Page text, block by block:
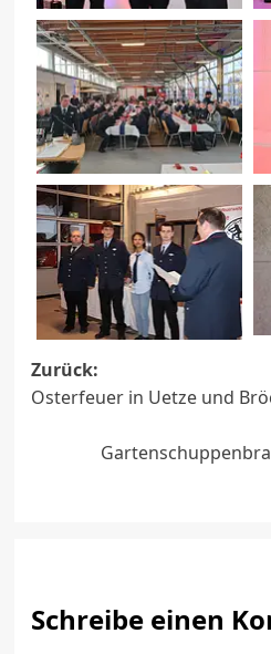
Zurück:
Osterfeuer in Uetze und
Schreibe einen